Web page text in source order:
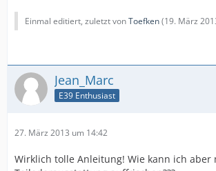
Einmal editiert, zuletzt vonToefken(19. März
Jean_Marc
E39 Enthusiast
27. März 2013 um 14:42
Wirklich tolle Anleitung! Wie kann ich aber